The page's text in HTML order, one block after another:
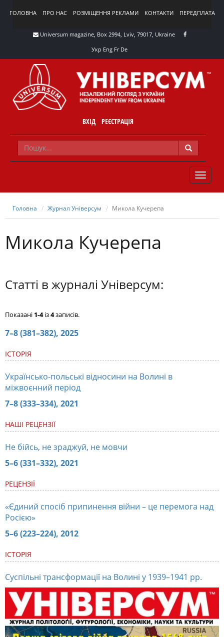
ГОЛОВНА ПРО НАС РОЗМІЩЕННЯ РЕКЛАМИ КОНТАКТИ ПЕРЕДПЛАТА
Universum magazine, Box 2994, Lviv, 79017, Ukraine
Укр Eng Fr De
ВХІД РЕЄСТРАЦІЯ
TOGGLE
Головна Журнал Універсум Микола Кучерепа
Микола Кучерепа
Статті в журналі Універсум:
Показані 1-4із4записів.
7–8 (381–382), 2025
ІСТОРІЯ
Українсько-польські відносини на Волині в
міжвоєнний період
7–8 (333–334), 2021
НАШІ РЕЦЕНЗІЇ
Не бійсь, не зраджуй, не мовчи
5–6 (331–332), 2021
РЕЦЕНЗІЇ
«Єдиний спосіб припинення війни – це перемога над
Росією»
5–6 (223–224), 2012
ІСТОРІЯ
Суспільні трансформації на Волині у 1939–1941 рр.